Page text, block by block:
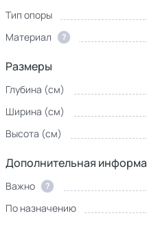
Тип опоры
Материал
?
Размеры
Глубина (см)
Ширина (см)
Высота (см)
Дополнительная
Важно ?
По назначению